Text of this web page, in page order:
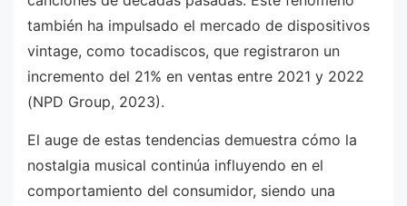
también ha impulsado el mercado de dispositivos
vintage, como tocadiscos, que registraron un
incremento del 21% en ventas entre 2021 y 2022
(NPD Group, 2023).
El auge de estas tendencias demuestra cómo la
nostalgia musical continúa influyendo en el
comportamiento del consumidor, siendo una